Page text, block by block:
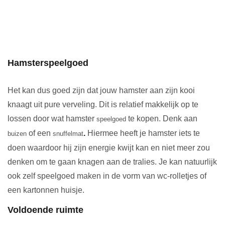
Hamsterspeelgoed
Het kan dus goed zijn dat jouw hamster aan zijn kooi
knaagt uit pure verveling. Dit is relatief makkelijk op te
lossen door wat hamster speelgoed te kopen. Denk aan
buizen of een snuffelmat. Hiermee heeft je hamster iets te
doen waardoor hij zijn energie kwijt kan en niet meer zou
denken om te gaan knagen aan de tralies. Je kan natuurlijk
ook zelf speelgoed maken in de vorm van wc-rolletjes of
een kartonnen huisje.
Voldoende ruimte